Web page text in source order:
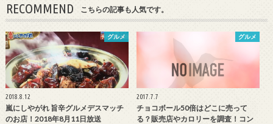
RECOMMEND こちらの記事も人気です。
グルメ
2018.8.12
嵐にしやがれ 旨辛グルメデスマッチ
のお店！2018年8月11日放送
グルメ
2017.7.7
チョコボール50倍はどこに売って
る？販売店やカロリーを調査！コン